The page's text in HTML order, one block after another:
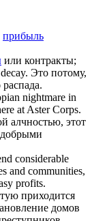
прибыль
или контракты;
Это потому,
nightmare in
at Aster Corps.
алчностью, этот
considerable
and communities,
profits.
приходится
домов